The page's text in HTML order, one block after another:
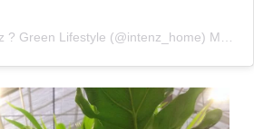
? Green Lifestyle (@intenz_home) Mar 28, 2017 o 12:01 PDT